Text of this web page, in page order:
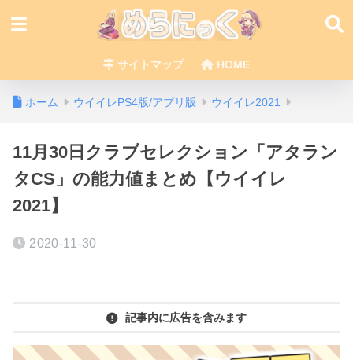
サイトマップ HOME
ホーム ウイイレPS4版/アプリ版 ウイイレ2021
11月30日クラブセレクション「アタラン
タCS」の能力値まとめ【ウイイレ
2021】
2020-11-30
記事内に広告を含みます